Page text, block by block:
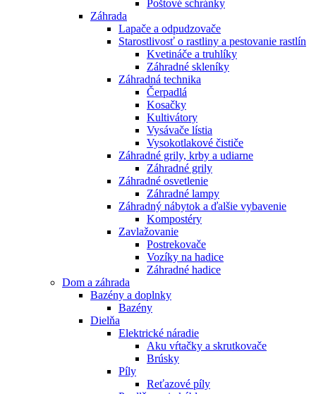
Poštové schránky
Záhrada
Lapače a odpudzovače
Starostlivosť o rastliny a pestovanie rastlín
Kvetináče a truhlíky
Záhradné skleníky
Záhradná technika
Čerpadlá
Kosačky
Kultivátory
Vysávače lístia
Vysokotlakové čističe
Záhradné grily, krby a udiarne
Záhradné grily
Záhradné osvetlenie
Záhradné lampy
Záhradný nábytok a ďalšie vybavenie
Kompostéry
Zavlažovanie
Postrekovače
Vozíky na hadice
Záhradné hadice
Dom a záhrada
Bazény a doplnky
Bazény
Dielňa
Elektrické náradie
Aku vŕtačky a skrutkovače
Brúsky
Píly
Reťazové píly